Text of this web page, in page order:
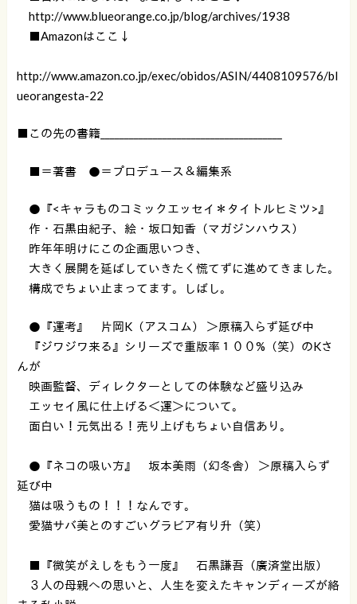
http://www.blueorange.co.jp/blog/archives/1938
■Amazonはここ↓
http://www.amazon.co.jp/exec/obidos/ASIN/4408109576/bl
ueorangesta-22
■この先の書籍______________________________________
■＝著書 ●＝プロデュース＆編集系
●『<キャラものコミックエッセイ＊タイトルヒミツ>』
作・石黒由紀子、絵・坂口知香（マガジンハウス）
昨年年明けにこの企画思いつき、
大きく展開を延ばしていきたく慌てずに進めてきました。
構成でちょい止まってます。しばし。
●『運考』 片岡K（アスコム） ＞原稿入らず延び中
『ジワジワ来る』シリーズで重版率１００%（笑）のKさ
んが
映画監督、ディレクターとしての体験など盛り込み
エッセイ風に仕上げる＜運＞について。
面白い！元気出る！売り上げもちょい自信あり。
●『ネコの吸い方』 坂本美雨（幻冬舎） ＞原稿入らず
延び中
猫は吸うもの！！！なんです。
愛猫サバ美とのすごいグラビア有り升（笑）
■『微笑がえしをもう一度』 石黒謙吾（廣済堂出版）
３人の母親への思いと、人生を変えたキャンディーズが絡